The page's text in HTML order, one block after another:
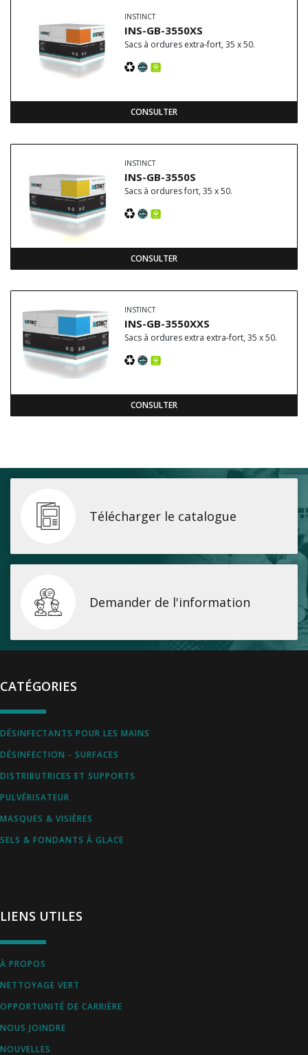
INSTINCT
INS-GB-3550XS
Sacs à ordures extra-fort, 35 x 50.
CONSULTER
INSTINCT
INS-GB-3550S
Sacs à ordures fort, 35 x 50.
CONSULTER
INSTINCT
INS-GB-3550XXS
Sacs à ordures extra extra-fort, 35 x 50.
CONSULTER
Télécharger le catalogue
Demander de l'information
CATÉGORIES
DÉSINFECTANTS POUR LES MAINS
DÉSINFECTION - SURFACES
DISTRIBUTRICES ET SUPPORTS
PULVÉRISATEUR
MASQUES & VISIÈRES
SELS & FONDANTS À GLACE
LIENS UTILES
À PROPOS
NETTOYAGE VERT
OPPORTUNITÉ DE CARRIÈRE
NOUS JOINDRE
NOUVELLES